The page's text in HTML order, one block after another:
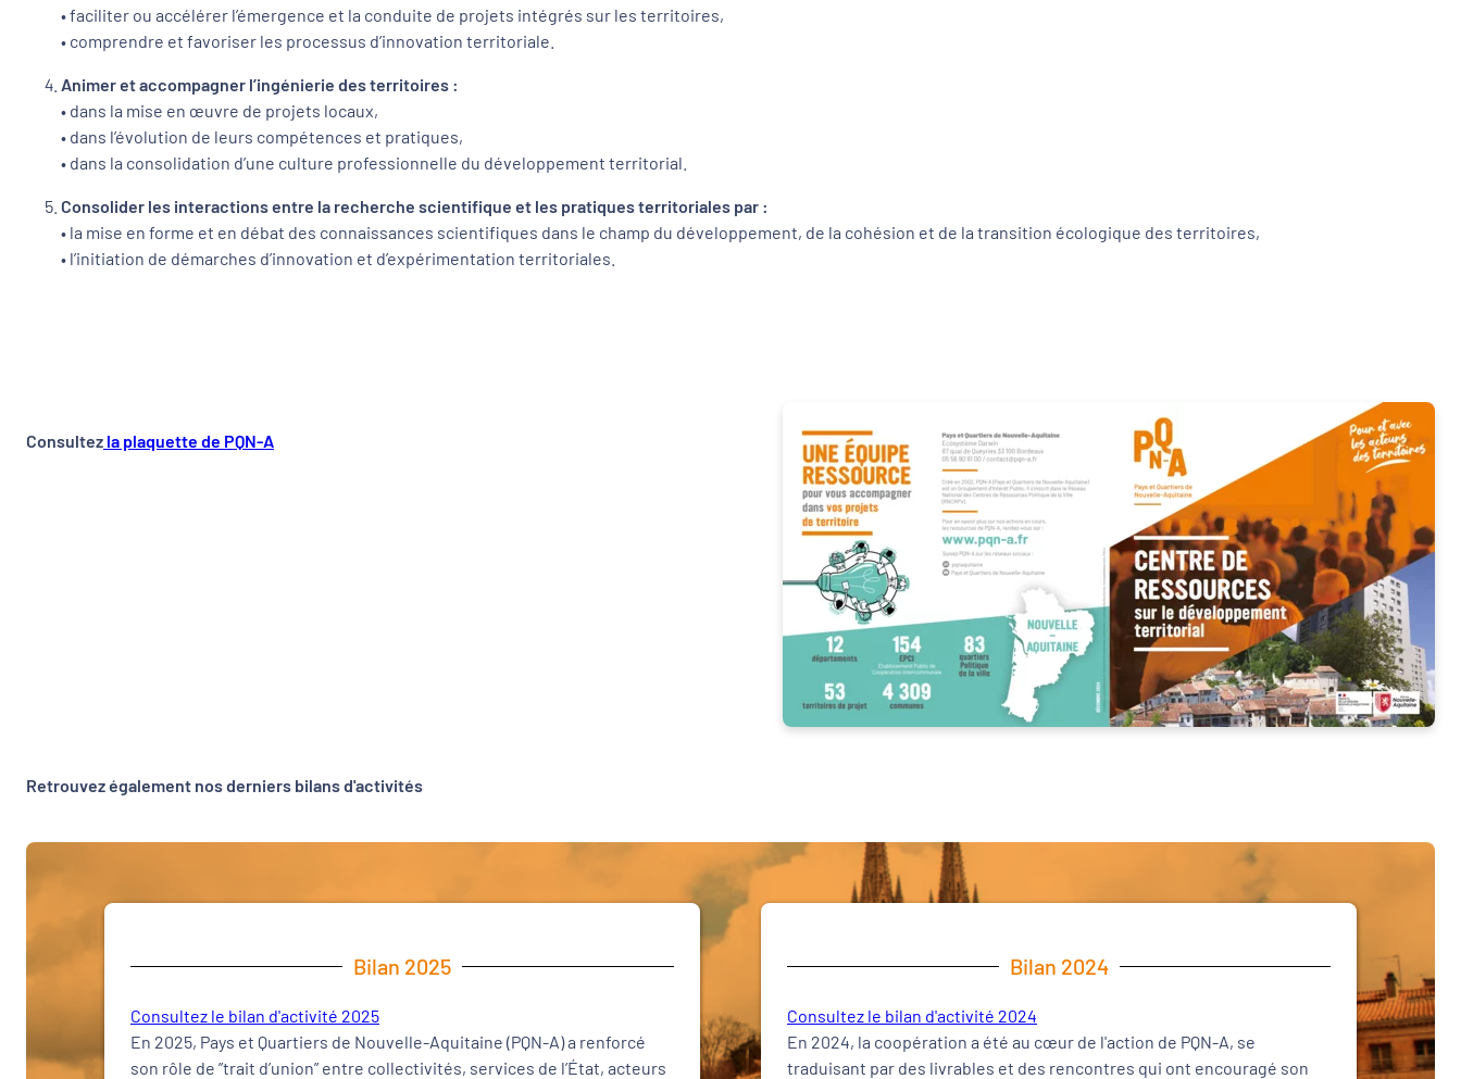
• faciliter ou accélérer l’émergence et la conduite de projets intégrés sur les territoires,
• comprendre et favoriser les processus d’innovation territoriale.
Animer et accompagner l’ingénierie des territoires :
• dans la mise en œuvre de projets locaux,
• dans l’évolution de leurs compétences et pratiques,
• dans la consolidation d’une culture professionnelle du développement territorial.
Consolider les interactions entre la recherche scientifique et les pratiques territoriales par :
• la mise en forme et en débat des connaissances scientifiques dans le champ du développement, de la cohésion et de la transition écologique des territoires,
• l’initiation de démarches d’innovation et d’expérimentation territoriales.
Consultez la plaquette de PQN-A
Retrouvez également nos derniers bilans d'activités
Bilan 2025
Consultez le bilan d'activité 2025
En 2025, Pays et Quartiers de Nouvelle-Aquitaine (PQN-A) a renforcé
son rôle de ”trait d’union” entre collectivités, services de l’État, acteurs
Bilan 2024
Consultez le bilan d'activité 2024
En 2024, la coopération a été au cœur de l'action de PQN-A, se
traduisant par des livrables et des rencontres qui ont encouragé son